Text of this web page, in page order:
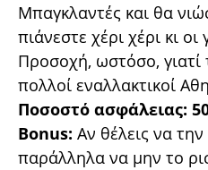
Μπαγκλαντές και θα
πιάνεστε χέρι χέρι κι
Προσοχή, ωστόσο, γιατί
πολλοί εναλλακτικοί
Ποσοστό ασφάλειας:
Bonus: Αν θέλεις να
παράλληλα να μην το